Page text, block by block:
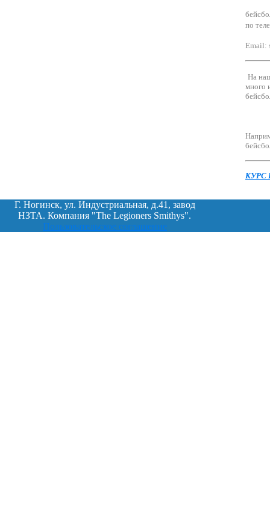
по
Email:
На
много
Г. Ногинск, ул. Индустриальная, д.41, завод
НЗТА. Компания "The Legioners Smithys".
Пользовательское соглашение